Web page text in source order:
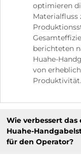
optimieren
Materialfluss
berichteten
Huahe-
von
Produktivität.
Wie verbessert das
Huahe-
für den Operator?